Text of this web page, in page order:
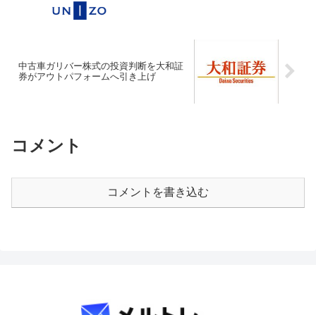
中古車ガリバー株式の投資判断を大和証
券がアウトパフォームへ引き上げ
コメント
コメントを書き込む